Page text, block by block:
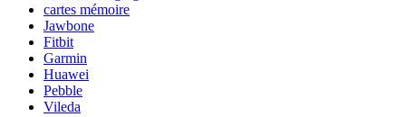
cartes mémoire
Jawbone
Fitbit
Garmin
Huawei
Pebble
Vileda